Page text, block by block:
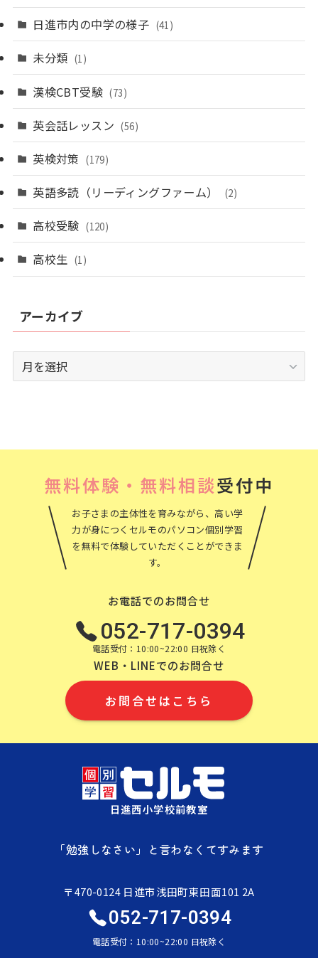
日進市内の中学の様子 (41)
未分類 (1)
漢検CBT受験 (73)
英会話レッスン (56)
英検対策 (179)
英語多読（リーディングファーム） (2)
高校受験 (120)
高校生 (1)
アーカイブ
ー
無料体験・無料相談受付中
お子さまの主体性を育みながら、高い学
力が身につくセルモのパソコン個別学習
を無料で体験していただくことができま
す。
お電話でのお問合せ
052-717-0394
電話受付：10:00~22:00 日祝除く
WEB・LINEでのお問合せ
お問合せはこちら
日進西小学校前教室
「勉強しなさい」と言わなくてすみます
〒470-0124 日進市浅田町東田面101 2A
052-717-0394
電話受付：10:00~22:00 日祝除く